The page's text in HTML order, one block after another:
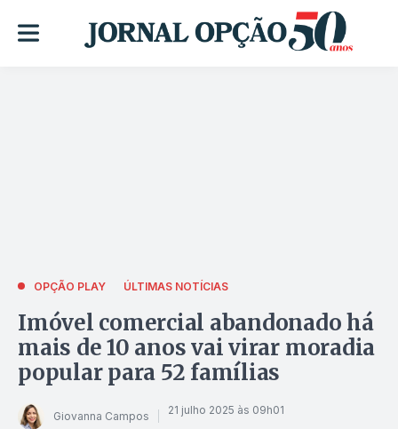
OPÇÃO PLAY ÚLTIMAS NOTÍCIAS
Imóvel comercial abandonado há
mais de 10 anos vai virar moradia
popular para 52 famílias
Giovanna Campos 21 julho 2025 às 09h01